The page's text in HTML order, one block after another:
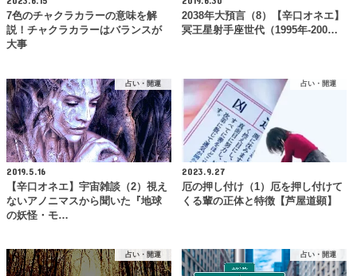
7色のチャクラカラーの意味を解
説！チャクラカラーはバランスが
大事
2038年大預言（8）【辛口オネエ】
冥王星射手座世代（1995年-200…
占い・開運
2019.5.16
【辛口オネエ】宇宙雑談（2）視え
ないアノニマスから聞いた『地球
の妖怪・モ…
占い・開運
2023.9.27
厄の押し付け（1）厄を押し付けて
くる輩の正体と特徴【芦屋道顕】
占い・開運 占い・開運